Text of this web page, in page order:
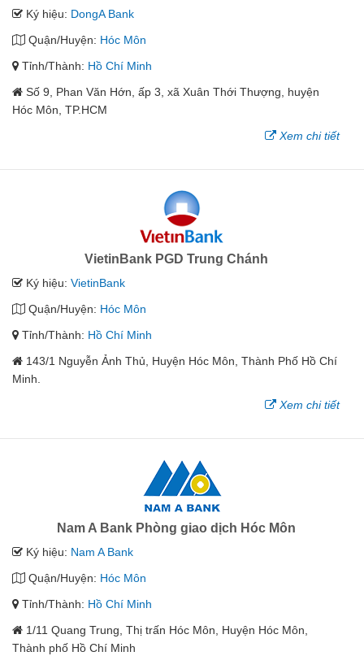
Ký hiệu: DongA Bank
Quận/Huyện: Hóc Môn
Tỉnh/Thành: Hồ Chí Minh
Số 9, Phan Văn Hớn, ấp 3, xã Xuân Thới Thượng, huyện
Hóc Môn, TP.HCM
Xem chi tiết
VietinBank PGD Trung Chánh
Ký hiệu: VietinBank
Quận/Huyện: Hóc Môn
Tỉnh/Thành: Hồ Chí Minh
143/1 Nguyễn Ảnh Thủ, Huyện Hóc Môn, Thành Phố Hồ Chí
Minh.
Xem chi tiết
Nam A Bank Phòng giao dịch Hóc Môn
Ký hiệu: Nam A Bank
Quận/Huyện: Hóc Môn
Tỉnh/Thành: Hồ Chí Minh
1/11 Quang Trung, Thị trấn Hóc Môn, Huyện Hóc Môn,
Thành phố Hồ Chí Minh